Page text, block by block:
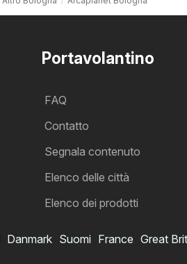
Portavolantino
FAQ
Contatto
Segnala contenuto
Elenco delle città
Elenco dei prodotti
Danmark Suomi France Great